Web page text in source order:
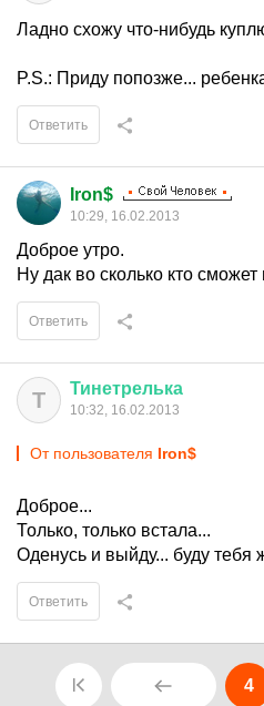
Ладно схожу что-нибудь
P.S.: Приду попозже...
Ответить
Iron$
10:29, 16.02.2013
Доброе утро.
Ну дак во сколько кто
Ответить
Т Тинетрелька
10:32, 16.02.2013
От пользователя Iron$
Доброе...
Только, только встала...
Оденусь и выйду... буду тебя
Ответить
4